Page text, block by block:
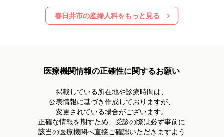
春日井市の産婦人科をもっと見る
医療機関情報の正確性に関するお願い
掲載している所在地や診療時間は、
公表情報に基づき作成しておりますが、
変更されている場合がございます。
正確な情報を期すため、受診の際は必ず事前に
該当の医療機関へ直接ご確認いただきますよう